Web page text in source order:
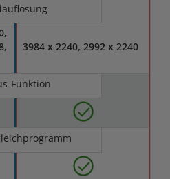
3984 x 2240, 2992 x 2240
Funktion